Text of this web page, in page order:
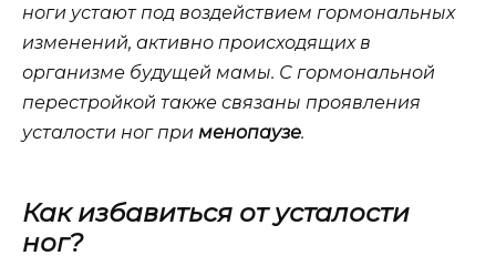
ноги устают под воздействием гормональных
изменений, активно происходящих в
организме будущей мамы. С гормональной
перестройкой также связаны проявления
усталости ног при менопаузе.
Как избавиться от усталости
ног?